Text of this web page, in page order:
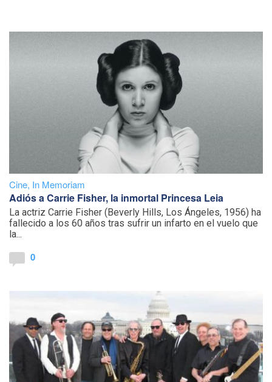
Cine, In Memoriam
Adiós a Carrie Fisher, la inmortal Princesa Leia
La actriz Carrie Fisher (Beverly Hills, Los Ángeles, 1956) ha
fallecido a los 60 años tras sufrir un infarto en el vuelo que
la...
0